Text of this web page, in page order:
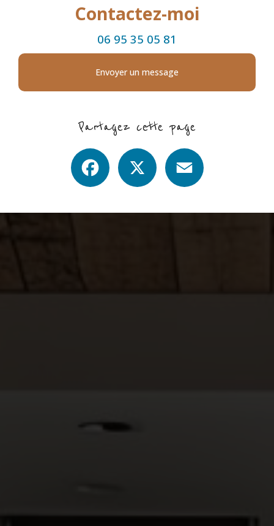
Contactez-moi
06 95 35 05 81
Envoyer un message
Partagez cette page
Facebook